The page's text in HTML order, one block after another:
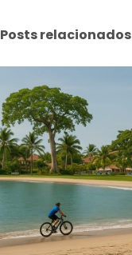
Posts relacionados